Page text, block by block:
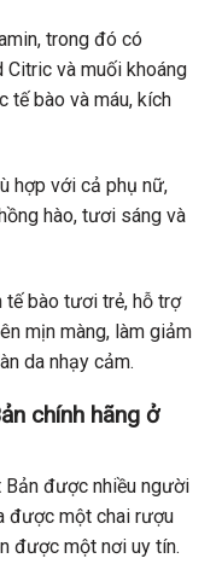
trong đó có
Citric và muối khoáng
tế bào và máu, kích
hợp với cả phụ nữ,
hào, tươi sáng và
bào tươi trẻ, hỗ trợ
mịn màng, làm giảm
da nhạy cảm.
chính hãng ở
Bản được nhiều người
được một chai rượu
được một nơi uy tín.